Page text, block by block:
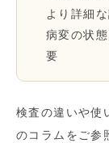
より詳細
病変の状
要
検査の違いや使
のコラムをご参